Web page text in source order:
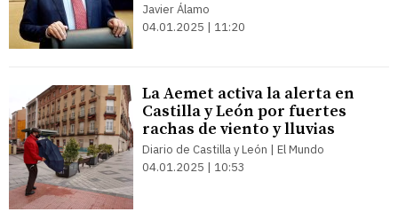
Javier Álamo
04.01.2025 | 11:20
La Aemet activa la alerta en
Castilla y León por fuertes
rachas de viento y lluvias
Diario de Castilla y León | El Mundo
04.01.2025 | 10:53